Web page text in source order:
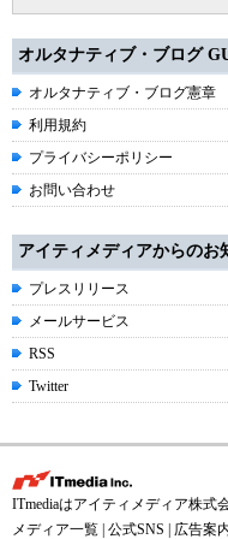
オルタナティブ・ブログ
オルタナティブ・ブログ憲章
利用規約
プライバシーポリシー
お問い合わせ
アイティメディアからのお
プレスリリース
メールサービス
RSS
Twitter
ITmediaはアイティメディア株式
メディア一覧 公式SNS 広告案